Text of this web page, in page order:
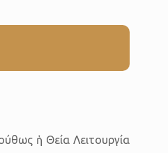
ἡ Θεία Λειτουργία